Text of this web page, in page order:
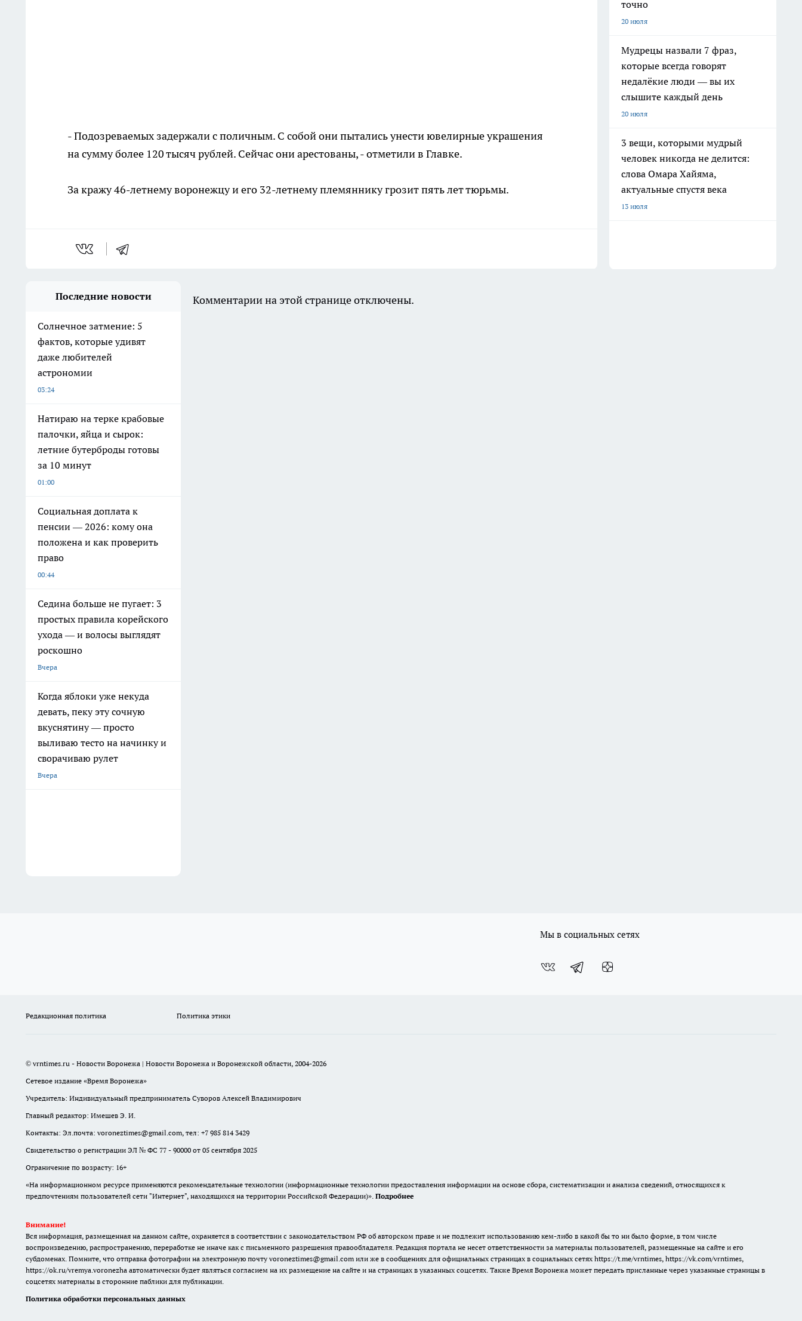
- Подозреваемых задержали с поличным. С собой они пытались унести ювелирные украшения
на сумму более 120 тысяч рублей. Сейчас они арестованы, - отметили в Главке.
За кражу 46-летнему воронежцу и его 32-летнему племяннику грозит пять лет тюрьмы.
точно
20 июля
Мудрецы назвали 7 фраз,
которые всегда говорят
недалёкие люди — вы их
слышите каждый день
20 июля
3 вещи, которыми мудрый
человек никогда не делится:
слова Омара Хайяма,
актуальные спустя века
13 июля
Последние новости
Солнечное затмение: 5
фактов, которые удивят
даже любителей
астрономии
03:24
Натираю на терке крабовые
палочки, яйца и сырок:
летние бутерброды готовы
за 10 минут
01:00
Социальная доплата к
пенсии — 2026: кому она
положена и как проверить
право
00:44
Седина больше не пугает: 3
простых правила корейского
ухода — и волосы выглядят
роскошно
Вчера
Когда яблоки уже некуда
девать, пеку эту сочную
вкуснятину — просто
выливаю тесто на начинку и
сворачиваю рулет
Вчера
Комментарии на этой странице отключены.
Мы в социальных сетях
Редакционная политика Политика этики
© vrntimes.ru - Новости Воронежа | Новости Воронежа и Воронежской области, 2004-2026
Сетевое издание «Время Воронежа»
Учредитель: Индивидуальный предприниматель Суворов Алексей Владимирович
Главный редактор: Имешев Э. И.
Контакты: Эл.почта: voroneztimes@gmail.com, тел: +7 985 814 3429
Свидетельство о регистрации ЭЛ № ФС 77 - 90000 от 05 сентября 2025
Ограничение по возрасту: 16+
«На информационном ресурсе применяются рекомендательные технологии (информационные технологии предоставления информации на основе сбора, систематизации и анализа сведений, относящихся к
предпочтениям пользователей сети "Интернет", находящихся на территории Российской Федерации)». Подробнее
Внимание!
Вся информация, размещенная на данном сайте, охраняется в соответствии с законодательством РФ об авторском праве и не подлежит использованию кем-либо в какой бы то ни было форме, в том числе
воспроизведению, распространению, переработке не иначе как с письменного разрешения правообладателя. Редакция портала не несет ответственности за материалы пользователей, размещенные на сайте и его
субдоменах. Помните, что отправка фотографии на электронную почту voroneztimes@gmail.com или же в сообщениях для официальных страницах в социальных сетях https://t.me/vrntimes, https://vk.com/vrntimes,
https://ok.ru/vremya.voronezha автоматически будет являться согласием на их размещение на сайте и на страницах в указанных соцсетях. Также Время Воронежа может передать присланные через указанные страницы в
соцсетях материалы в сторонние паблики для публикации.
Политика обработки персональных данных